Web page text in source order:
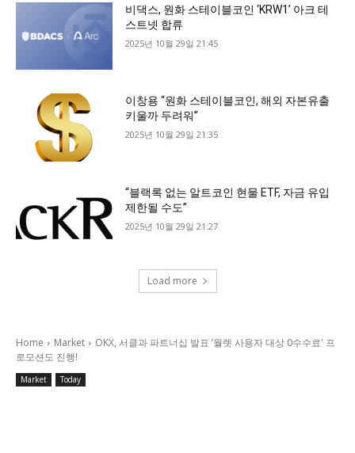
비댁스, 원화 스테이블코인 ‘KRW1’ 아크 테
스트넷 합류
2025년 10월 29일 21:45
이창용 “원화 스테이블코인, 해외 자본유출
키울까 두려워”
2025년 10월 29일 21:35
“블랙록 없는 알트코인 현물 ETF, 자금 유입
제한될 수도”
2025년 10월 29일 21:27
Load more